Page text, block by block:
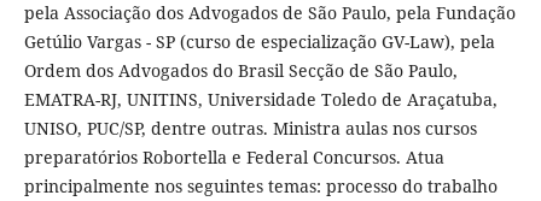
pela Associação dos Advogados de São Paulo, pela Fundação
Getúlio Vargas - SP (curso de especialização GV-Law), pela
Ordem dos Advogados do Brasil Secção de São Paulo,
EMATRA-RJ, UNITINS, Universidade Toledo de Araçatuba,
UNISO, PUC/SP, dentre outras. Ministra aulas nos cursos
preparatórios Robortella e Federal Concursos. Atua
principalmente nos seguintes temas: processo do trabalho